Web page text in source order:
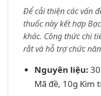
Để cải thiện các vấn
thuốc này kết hợp
khác. Công thức chi
rắt và hỗ trợ chức
Nguyên liệu:
Mã đề, 10g Kim